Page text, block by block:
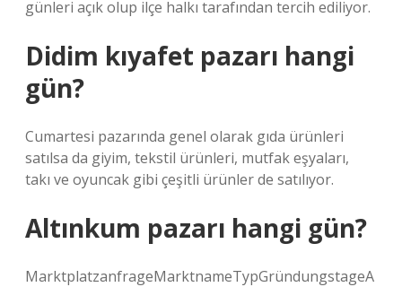
günleri açık olup ilçe halkı tarafından tercih ediliyor.
Didim kıyafet pazarı hangi
gün?
Cumartesi pazarında genel olarak gıda ürünleri
satılsa da giyim, tekstil ürünleri, mutfak eşyaları,
takı ve oyuncak gibi çeşitli ürünler de satılıyor.
Altınkum pazarı hangi gün?
MarktplatzanfrageMarktnameTypGründungstageA